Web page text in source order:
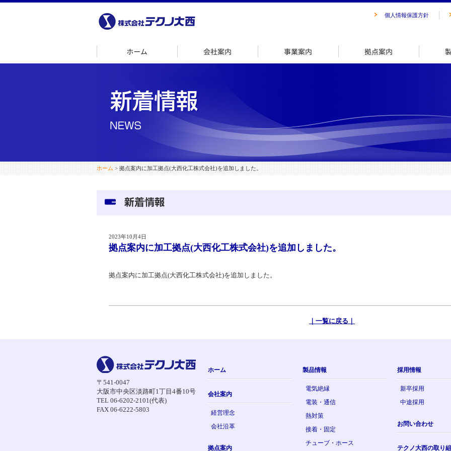
個人情報保護方針
ホーム 会社案内 事業案内 拠点案内
ホーム > 拠点案内に加工拠点(大西化工株式会社)を追加しました。
2023年10月4日
拠点案内に加工拠点(大西化工株式会社)を追加しました。
拠点案内に加工拠点(大西化工株式会社)を追加しました。
｜一覧に戻る｜
〒541-0047
大阪市中央区淡路町1丁目4番10号
TEL 06-6202-2101(代表)
FAX 06-6222-5803
ホーム
会社案内
経営理念
会社沿革
拠点案内
製品情報
電気絶縁
電装・通信
熱対策
接着・固定
チューブ・ホース
採用情報
新卒採用
中途採用
お問い合わせ
テクノ大西の取り